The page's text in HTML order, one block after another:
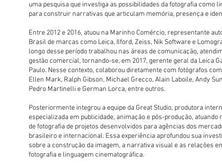
uma pesquisa que investiga as possibilidades da fotografia como
para construir narrativas que articulam memória, presença e
Entre 2012 e 2016, atuou na Marinho Comércio, representante
Brasil de marcas como Leica, Ilford, Zeiss, Nik Software e
longo desse período trabalhou nas áreas de comunicação,
gestão comercial, tornando-se, em 2017, gerente geral da Leica
Paulo. Nesse contexto, colaborou diretamente com fotógrafos
Ellen Mark, Ralph Gibson, Michael Grecco, Alain Laboile, Andy
Pedro Martinelli e German Lorca, entre outros.
Posteriormente integrou a equipe da Great Studio, produtora
especializada em publicidade, animação e pós-produção, atuando
de fotografia de projetos desenvolvidos para agências dos
brasileiro e internacional. Essa experiência aprofundou sua
sobre a construção da imagem, a narrativa visual e as relações
fotografia e linguagem cinematográfica.